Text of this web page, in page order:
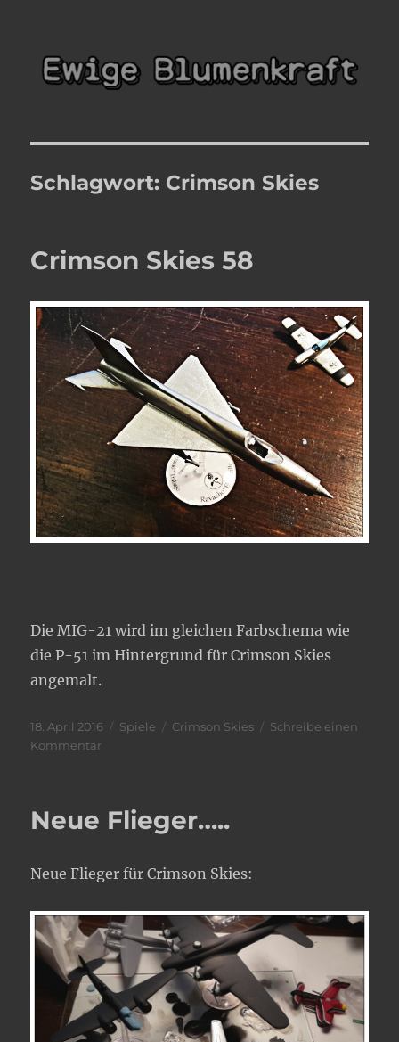
Ewige Blumenkraft
Schlagwort: Crimson Skies
Crimson Skies 58
Die MIG-21 wird im gleichen Farbschema wie
die P-51 im Hintergrund für Crimson Skies
angemalt.
Veröffentlicht
am
18. April 2016 Kategorien
Spiele Schlagwörter
Crimson Skies
Schreibe einen
Kommentarzu
Neue Flieger…..
Neue Flieger für Crimson Skies: